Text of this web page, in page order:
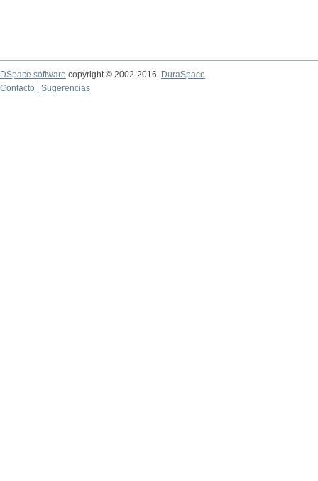
DSpace software copyright © 2002-2016
DuraSpace
Contacto
Sugerencias